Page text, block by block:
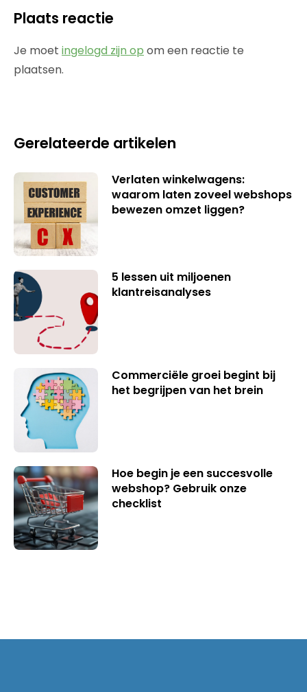
Plaats reactie
Je moet ingelogd zijn op om een reactie te
plaatsen.
Gerelateerde artikelen
Verlaten winkelwagens:
waarom laten zoveel webshops
bewezen omzet liggen?
5 lessen uit miljoenen
klantreisanalyses
Commerciële groei begint bij
het begrijpen van het brein
Hoe begin je een succesvolle
webshop? Gebruik onze
checklist